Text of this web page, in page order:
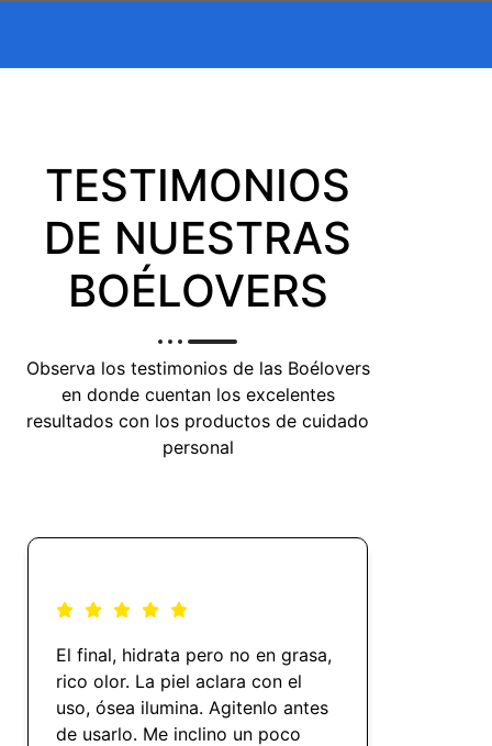
TESTIMONIOS
DE NUESTRAS
BOÉLOVERS
Observa los testimonios de las Boélovers
en donde cuentan los excelentes
resultados con los productos de cuidado
personal
El final, hidrata pero no en grasa,
rico olor. La piel aclara con el
uso, ósea ilumina. Agitenlo antes
de usarlo. Me inclino un poco